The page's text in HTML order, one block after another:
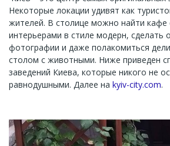
Некоторые локации удивят как
жителей. В столице можно найти кафе
интерьерами в стиле модерн, сделать
фотографии и даже полакомиться
столом с животными. Ниже приведен
заведений Киева, которые никого не
равнодушными. Далее на kyiv-city.com.